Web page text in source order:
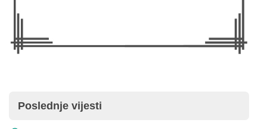
Sigurna
pomoć
Poslednje vijesti